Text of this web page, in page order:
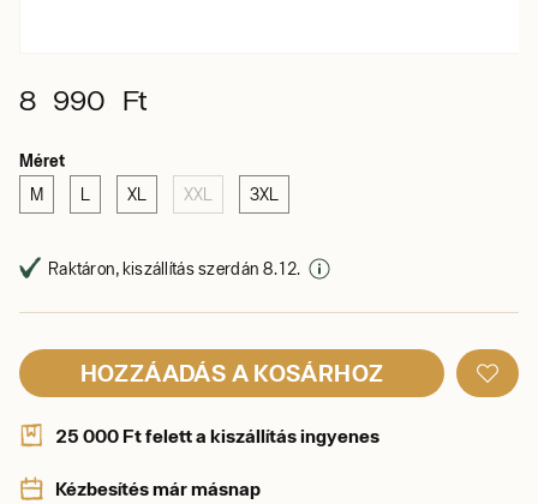
8 990 Ft
Méret
M XL XXL 3XL
Raktáron, kiszállítás szerdán 8. 12.
HOZZÁADÁS A KOSÁRHOZ
25 000 Ft felett a kiszállítás ingyenes
Kézbesítés már másnap